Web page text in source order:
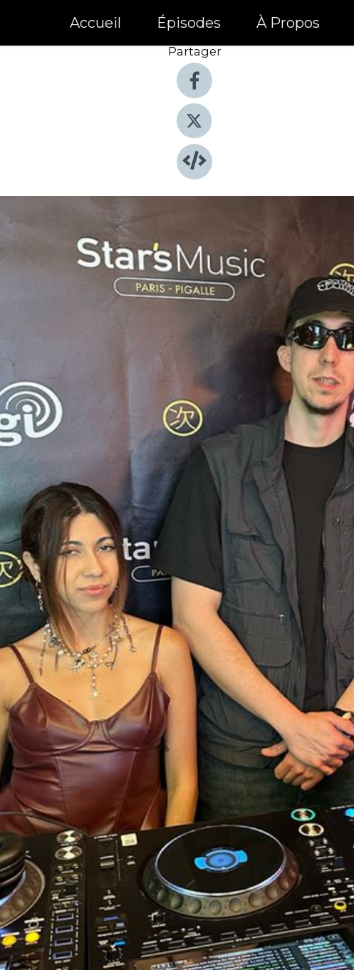
Accueil Épisodes À Propos
Partager